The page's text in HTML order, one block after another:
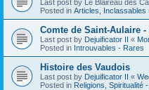
Last post by Le Blaireau des
Posted in Articles, Inclassables
Comte de Saint-Aulaire -
Last post by Dejuificator II «
Posted in Introuvables - Rares
Histoire des Vaudois
Last post by Dejuificator II «
Posted in Religions, Spiritualité